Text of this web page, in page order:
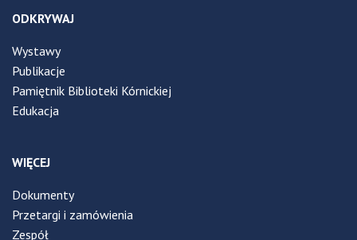
ODKRYWAJ
Wystawy
Publikacje
Pamiętnik Biblioteki Kórnickiej
Edukacja
WIĘCEJ
Dokumenty
Przetargi i zamówienia
Zespół